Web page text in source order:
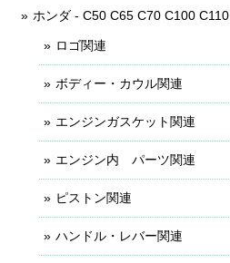
ホンダ - C50 C65 C70 C100 C110
ロゴ関連
ボディー・カウル関連
エンジンガスケット関連
エンジン内 パーツ関連
ピストン関連
ハンドル・レバー関連